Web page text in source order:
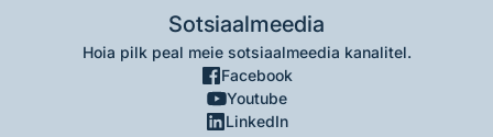
Sotsiaalmeedia
Hoia pilk peal meie sotsiaalmeedia kanalitel.
Facebook
Youtube
LinkedIn